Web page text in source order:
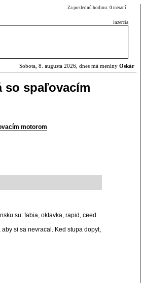
Za poslednú hodinu: 0 meraní
inzercia
Sobota, 8. augusta 2026, dnes má meniny Oskár
so spaľovacím
motorom
su: fabia, oktavka, rapid, ceed.
si sa nevracal. Ked stupa dopyt,